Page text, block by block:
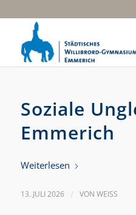
Soziale
Emmerich
Weiterlesen
13. JULI 2026 / VON WEISS